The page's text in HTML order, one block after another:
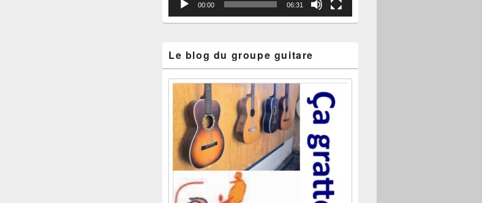
00:00 06:31
Le blog du groupe guitare